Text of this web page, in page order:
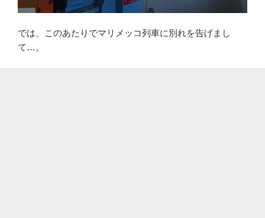
では、このあたりでマリメッコ列車に別れを告げまし
て…。